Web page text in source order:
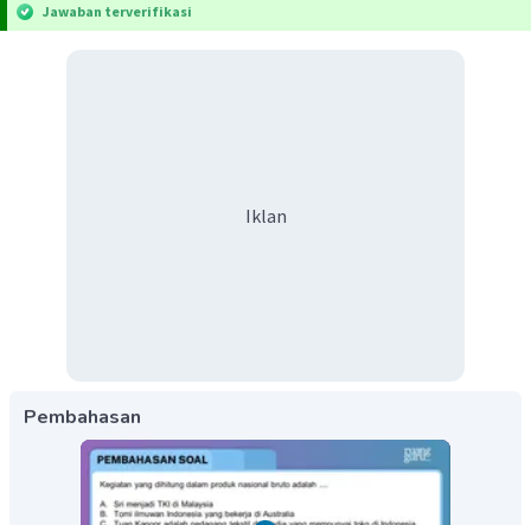
Jawaban terverifikasi
Iklan
Pembahasan